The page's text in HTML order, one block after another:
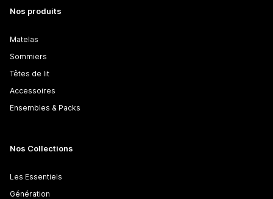
Nos produits
Matelas
Sommiers
Têtes de lit
Accessoires
Ensembles & Packs
Nos Collections
Les Essentiels
Génération